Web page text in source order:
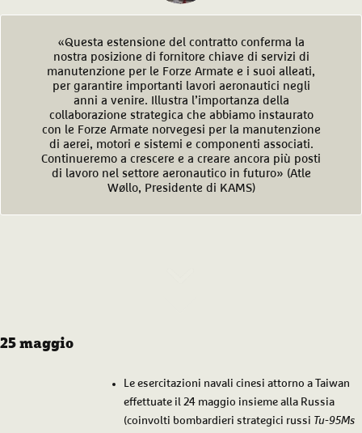
«Questa estensione del contratto conferma la
nostra posizione di fornitore chiave di servizi di
manutenzione per le Forze Armate e i suoi alleati,
per garantire importanti lavori aeronautici negli
anni a venire. Illustra l’importanza della
collaborazione strategica che abbiamo instaurato
con le Forze Armate norvegesi per la manutenzione
di aerei, motori e sistemi e componenti associati.
Continueremo a crescere e a creare ancora più posti
di lavoro nel settore aeronautico in futuro» (Atle
Wøllo, Presidente di KAMS)
25 maggio
Le esercitazioni navali cinesi attorno a Taiwan
effettuate il 24 maggio insieme alla Russia
(coinvolti bombardieri strategici russi Tu-95Ms